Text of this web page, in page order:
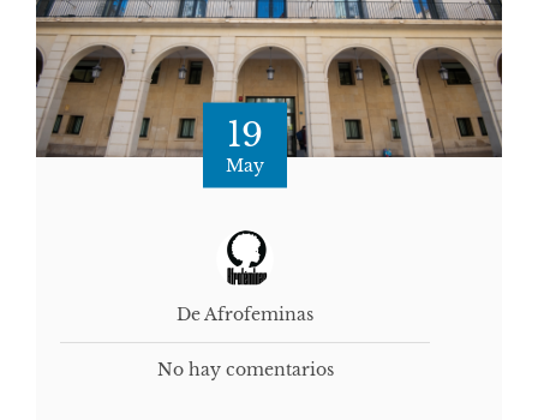
19
May
De Afrofeminas
No hay comentarios